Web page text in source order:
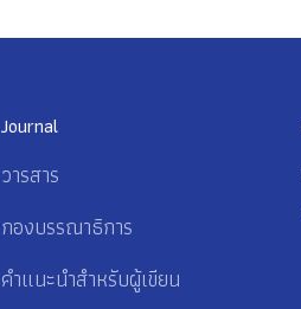
Journal
วารสาร
กองบรรณาธิการ
คำแนะนำสำหรับผู้เขียน